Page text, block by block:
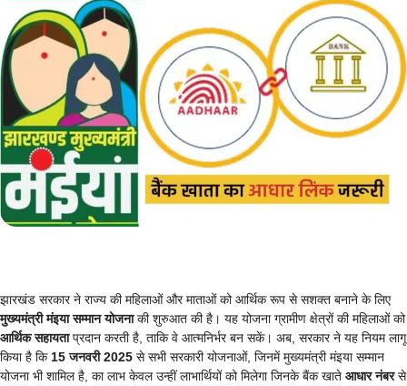
झारखंड सरकार ने राज्य की महिलाओं और माताओं को आर्थिक रूप से सशक्त बनाने के लिए
मुख्यमंत्री मंइया सम्मान योजनाकी शुरुआत की है। यह योजना ग्रामीण क्षेत्रों की महिलाओं को
आर्थिक सहायताप्रदान करती है, ताकि वे आत्मनिर्भर बन सकें। अब, सरकार ने यह नियम लागू
किया है कि 15 जनवरी 2025 से सभी सरकारी योजनाओं, जिनमें मुख्यमंत्री मंइया सम्मान
योजना भी शामिल है, का लाभ केवल उन्हीं लाभार्थियों को मिलेगा जिनके बैंक खाते आधार नंबरसे